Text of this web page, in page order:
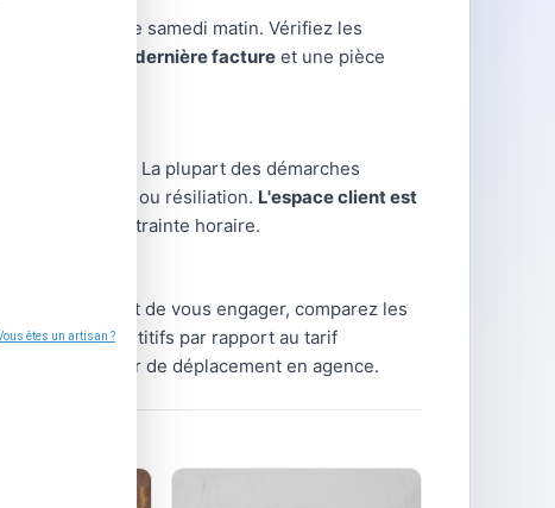
le samedi matin. Vérifiez les
Apportez votre dernière facture et une pièce
en ligne. La plupart des démarches
régularisation ou résiliation. L'espace client est
sans contrainte horaire.
Avant de vous engager, comparez les
tarifs compétitifs par rapport au tarif
nécessiter de déplacement en agence.